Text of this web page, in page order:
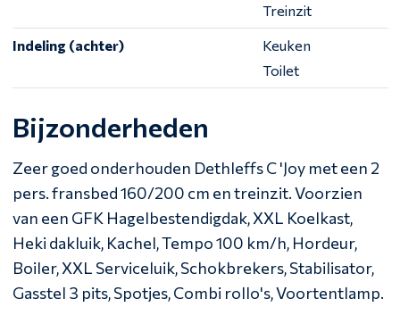
Treinzit
Indeling (achter)
Keuken
Toilet
Bijzonderheden
Zeer goed onderhouden Dethleffs C 'Joy met een 2
pers. fransbed 160/200 cm en treinzit. Voorzien
van een GFK Hagelbestendigdak, XXL Koelkast,
Heki dakluik, Kachel, Tempo 100 km/h, Hordeur,
Boiler, XXL Serviceluik, Schokbrekers, Stabilisator,
Gasstel 3 pits, Spotjes, Combi rollo's, Voortentlamp.